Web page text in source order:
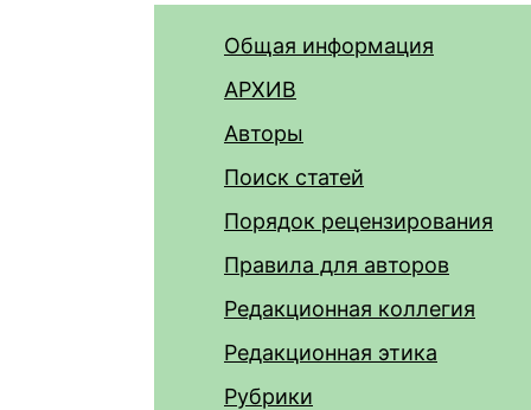
Общая информация
АРХИВ
Авторы
Поиск статей
Порядок рецензирования
Правила для авторов
Редакционная коллегия
Редакционная этика
Рубрики